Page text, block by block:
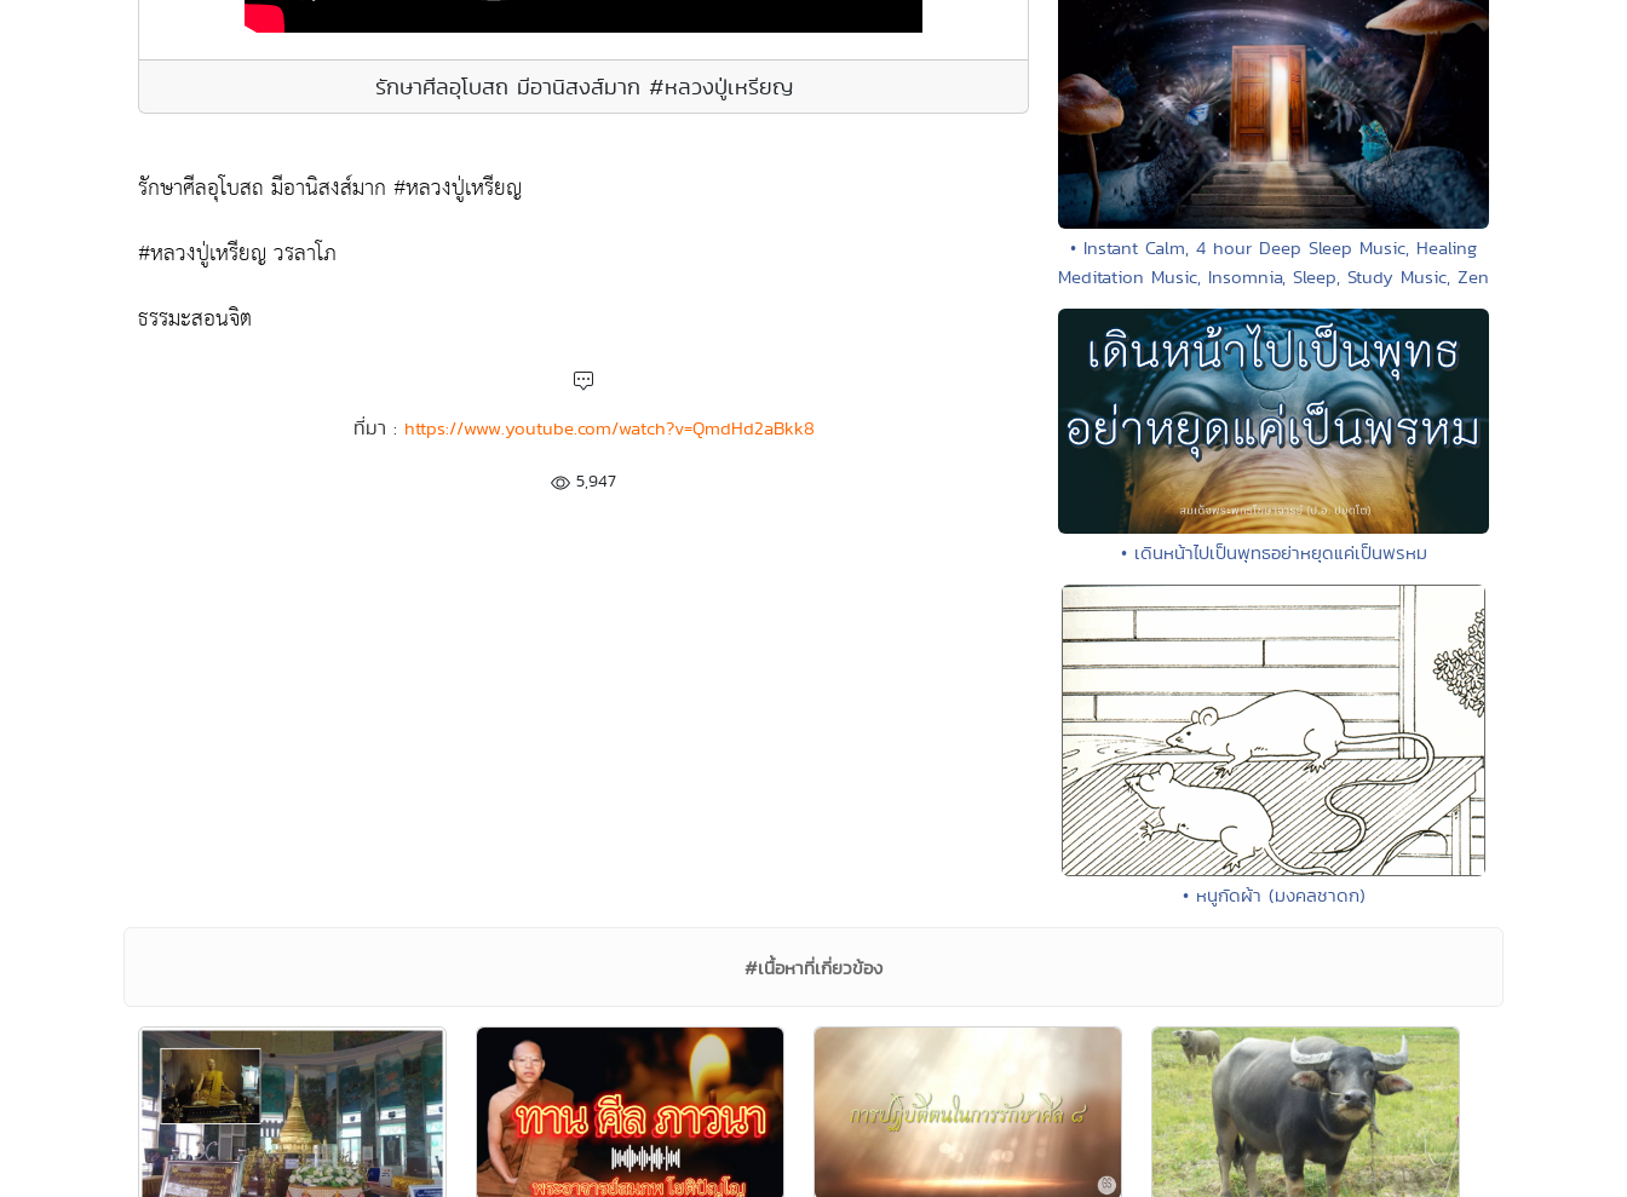
รักษาศีลอุโบสถ มีอานิสงส์มาก #หลวงปู่เหรียญ
รักษาศีลอุโบสถ มีอานิสงส์มาก #หลวงปู่เหรียญ
#หลวงปู่เหรียญ วรลาโภ
ธรรมะสอนจิต
ที่มา : https://www.youtube.com/watch?v=QmdHd2aBkk8
5,947
• Instant Calm, 4 hour Deep Sleep Music, Healing
Meditation Music, Insomnia, Sleep, Study Music, Zen
• เดินหน้าไปเป็นพุทธอย่าหยุดแค่เป็นพรหม
• หนูกัดผ้า (มงคลชาดก)
#เนื้อหาที่เกี่ยวข้อง